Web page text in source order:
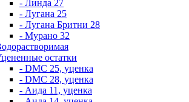
- Линда 27
- Лугана 25
- Лугана Бритни 28
- Мурано 32
остатки
- DMC 25, уценка
- DMC 28, уценка
- Аида 11, уценка